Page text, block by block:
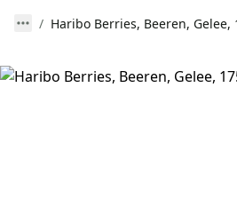
Haribo Berries, Beeren, Gelee,